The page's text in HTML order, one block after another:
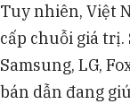
Tuy nhiên, Việt
cấp chuỗi giá
Samsung, LG,
bán dẫn đang